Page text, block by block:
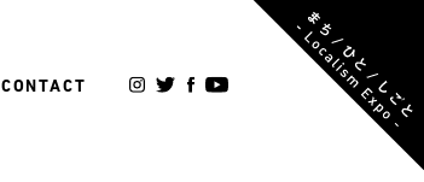
CONTACT